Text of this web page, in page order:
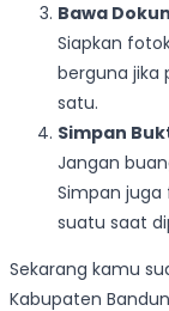
Bawa
Siapkan
berguna jika
satu.
Simpan
Jangan
Simpan juga
suatu saat
Sekarang kamu
Kabupaten